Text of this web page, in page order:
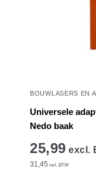
BOUWLASERS EN
Universele
Nedo baak
25,99 excl.
31,45 incl. BTW